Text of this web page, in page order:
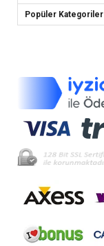
Popüler Kategoriler